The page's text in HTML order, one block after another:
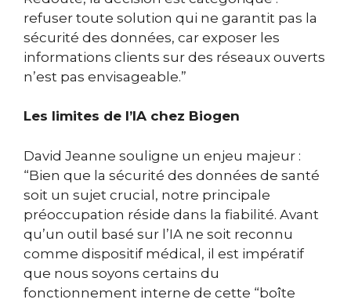
refuser toute solution qui ne garantit pas la
sécurité des données, car exposer les
informations clients sur des réseaux ouverts
n’est pas envisageable.”
Les limites de l’IA chez Biogen
David Jeanne souligne un enjeu majeur :
“Bien que la sécurité des données de santé
soit un sujet crucial, notre principale
préoccupation réside dans la fiabilité. Avant
qu’un outil basé sur l’IA ne soit reconnu
comme dispositif médical, il est impératif
que nous soyons certains du
fonctionnement interne de cette “boîte